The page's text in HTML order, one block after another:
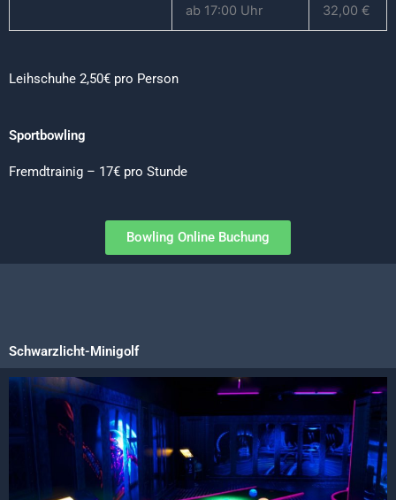
ab 17:00 Uhr 32,00 €
Leihschuhe 2,50€ pro Person
Sportbowling
Fremdtrainig – 17€ pro Stunde
Bowling Online Buchung
Schwarzlicht-Minigolf